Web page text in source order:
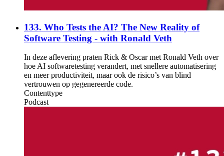
133. Who Tests the AI? The New Reality of
Software Testing - with Ronald Veth
In deze aflevering praten Rick & Oscar met Ronald Veth over
hoe AI softwaretesting verandert, met snellere automatisering
en meer productiviteit, maar ook de risico’s van blind
vertrouwen op gegenereerde code.
Contenttype
Podcast